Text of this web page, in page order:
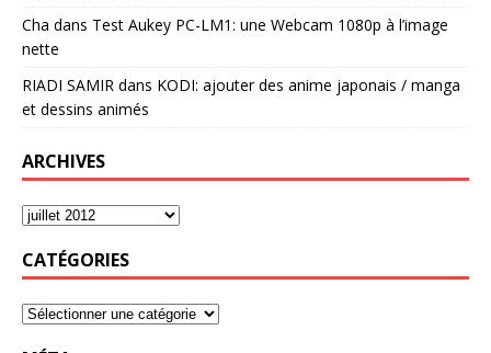
Cha dans Test Aukey PC-LM1: une Webcam 1080p à l’image
nette
RIADI SAMIR dans KODI: ajouter des anime japonais / manga
et dessins animés
ARCHIVES
CATÉGORIES